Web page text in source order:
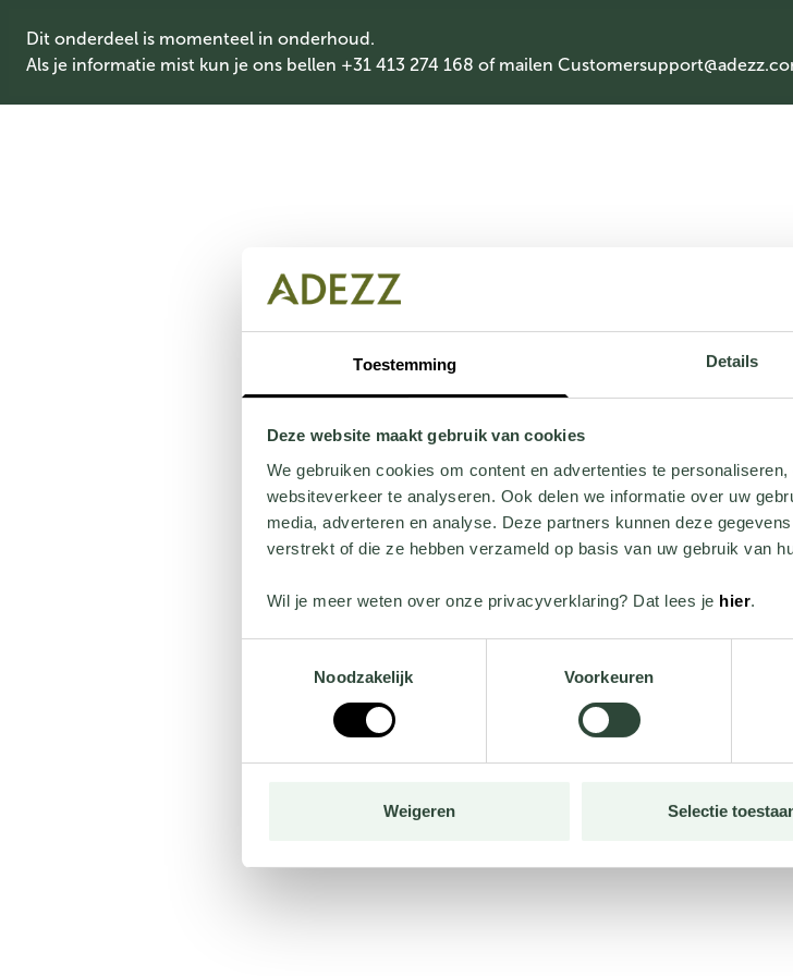
Toestemming Details
Deze website maakt gebruik van cookies
We gebruiken cookies om content en advertenties te
websiteverkeer te analyseren. Ook delen we informatie over uw
media, adverteren en analyse. Deze partners kunnen deze
verstrekt of die ze hebben verzameld op basis van uw gebruik van
Wil je meer weten over onze privacyverklaring? Dat lees je hier.
Noodzakelijk
Voorkeuren
Weigeren Selectie
Dit onderdeel is momenteel in onderhoud.
Als je informatie mist kun je ons bellen +31 413 274 168 of mailen